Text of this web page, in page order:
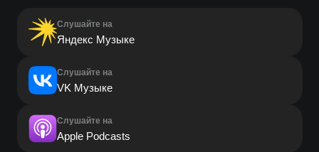
Слушайте на
Яндекс Музыке
Слушайте на
VK Музыке
Слушайте на
Apple Podcasts